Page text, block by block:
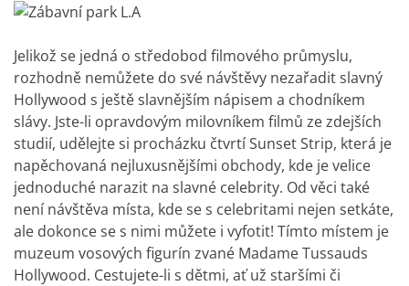
Jelikož se jedná o středobod filmového průmyslu,
rozhodně nemůžete do své návštěvy nezařadit slavný
Hollywood s ještě slavnějším nápisem a chodníkem
slávy. Jste-li opravdovým milovníkem filmů ze zdejších
studií, udělejte si procházku čtvrtí Sunset Strip, která je
napěchovaná nejluxusnějšími obchody, kde je velice
jednoduché narazit na slavné celebrity. Od věci také
není návštěva místa, kde se s celebritami nejen setkáte,
ale dokonce se s nimi můžete i vyfotit! Tímto místem je
muzeum vosových figurín zvané Madame Tussauds
Hollywood. Cestujete-li s dětmi, ať už staršími či